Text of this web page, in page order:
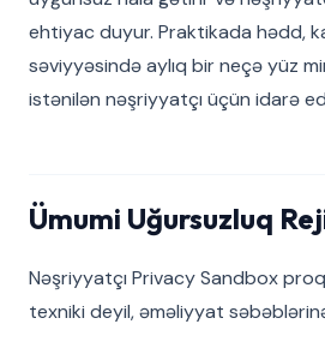
ehtiyac duyur. Praktikada hədd,
səviyyəsində aylıq bir neçə yüz
istənilən nəşriyyatçı üçün idarə
Ümumi Uğursuzluq
Nəşriyyatçı Privacy Sandbox
texniki deyil, əməliyyat